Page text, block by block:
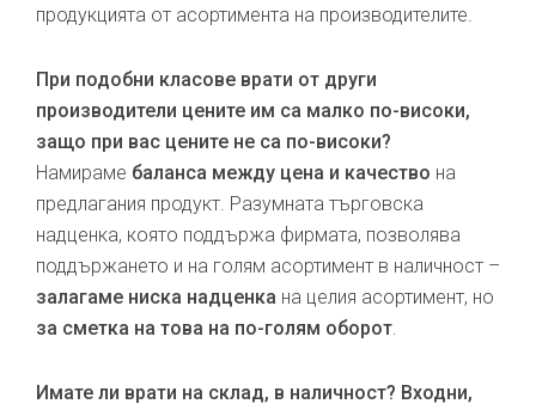
продукцията от асортимента на производителите.
При подобни класове врати от други
производители цените им са малко по-високи,
защо при вас цените не са по-високи?
Намираме баланса между цена и качество на
предлагания продукт. Разумната търговска
надценка, която поддържа фирмата, позволява
поддържането и на голям асортимент в наличност –
залагаме ниска надценка на целия асортимент, но
за сметка на това на по-голям оборот.
Имате ли врати на склад, в наличност? Входни,